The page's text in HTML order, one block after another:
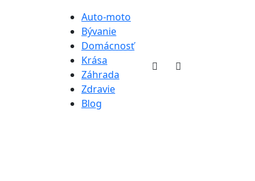
Auto-moto
Bývanie
Domácnosť
Krása
Záhrada
Zdravie
Blog